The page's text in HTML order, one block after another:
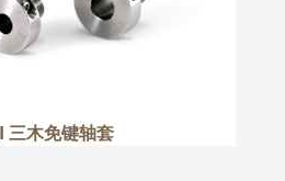
三木免键轴套